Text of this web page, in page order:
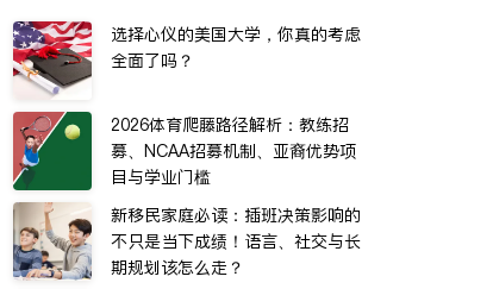
选择心仪的美国大学，你真的考虑
全面了吗？
2026体育爬藤路径解析：教练招
募、NCAA招募机制、亚裔优势项
目与学业门槛
新移民家庭必读：插班决策影响的
不只是当下成绩！语言、社交与长
期规划该怎么走？